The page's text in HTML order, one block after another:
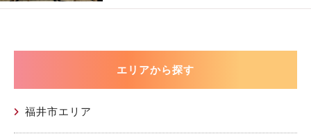
エリアから探す
福井市エリア